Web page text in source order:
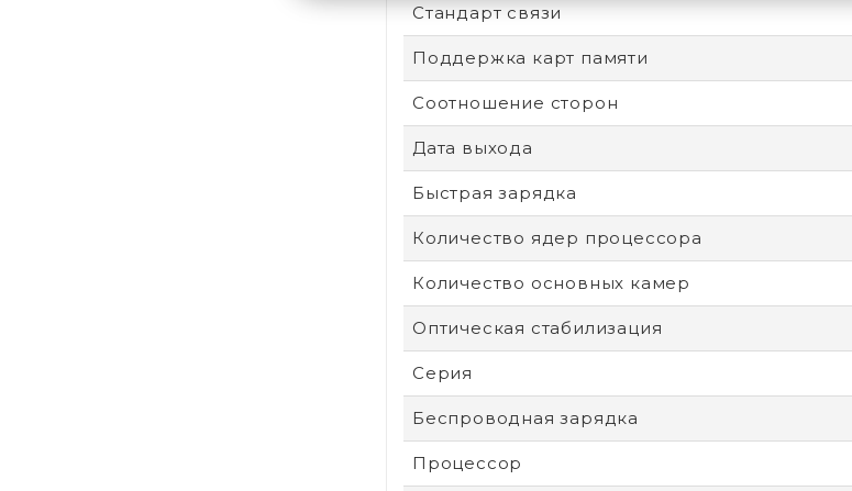
Стандарт связи
Поддержка карт памяти
Соотношение сторон
Дата выхода
Быстрая зарядка
Количество ядер процессора
Количество основных камер
Оптическая стабилизация
Серия
Беспроводная зарядка
Процессор